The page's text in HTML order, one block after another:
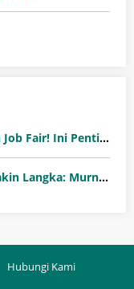
[HR Tips] Jangan Pasif Setelah Job Fair! Ini Pentingnya Follow-Up Setelah Job Fair
[HR Insider] Lowongan PG Makin Langka: Murni Seleksi atau Jalur Orang Dalam?
Hubungi Kami